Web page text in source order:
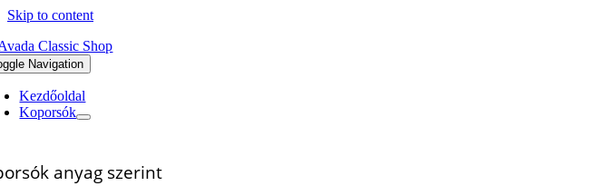
Skip to content
Navigation
Kezdőoldal
Koporsók
anyag szerint